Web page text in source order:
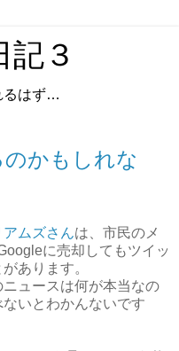
記３
るはず…
かもしれな
ムズさんは、市民のメ
に売却してもツイッ
あります。
ュースは何が本当なの
いとわかんないです